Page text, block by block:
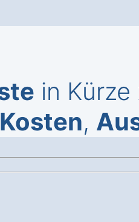
in
Kosten,